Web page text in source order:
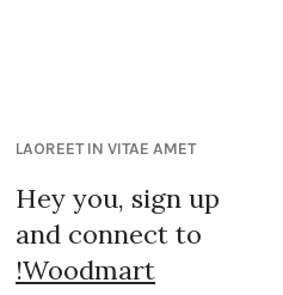
LAOREET IN VITAE AMET
Hey you, sign up
and connect to
Woodmart!